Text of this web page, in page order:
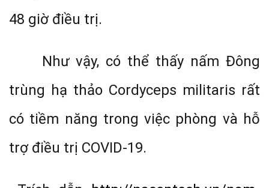
48 giờ điều trị.
Như vậy, có thể thấy nấm Đông
trùng hạ thảo Cordyceps militaris rất
có tiềm năng trong việc phòng và hỗ
trợ điều trị COVID-19.